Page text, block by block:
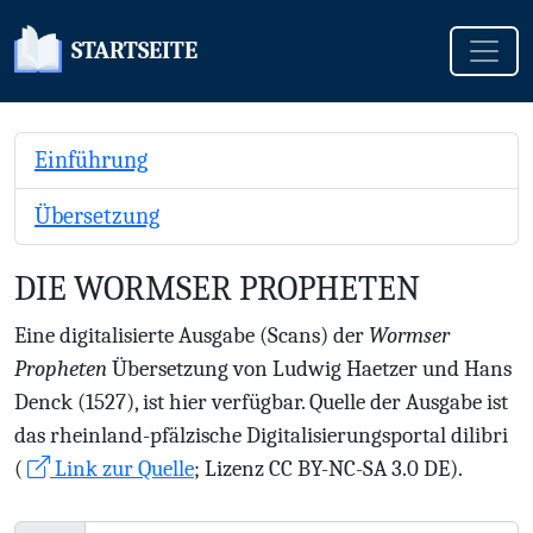
STARTSEITE
Einführung
Übersetzung
DIE WORMSER PROPHETEN
Eine digitalisierte Ausgabe (Scans) der Wormser
ProphetenÜbersetzung von Ludwig Haetzer und Hans
Denck (1527), ist hier verfügbar. Quelle der Ausgabe ist
das rheinland-pfälzische Digitalisierungsportal dilibri
(
Link zur Quelle; Lizenz CC BY-NC-SA 3.0 DE).